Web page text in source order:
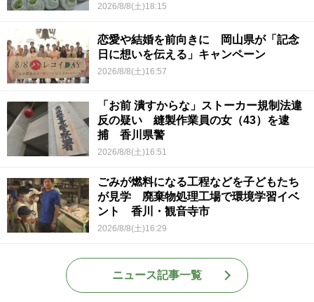
2026/8/8(土)18:15
恋愛や結婚を前向きに 岡山県が「記念
日に想いを伝える」キャンペーン
2026/8/8(土)16:57
「お前 潰すからな」ストーカー規制法違
反の疑い 縫製作業員の女（43）を逮
捕 香川県警
2026/8/8(土)16:51
ごみが燃料になる工程などを子どもたち
が見学 廃棄物処理工場で環境学習イベ
ント 香川・観音寺市
2026/8/8(土)16:29
ニュース記事一覧